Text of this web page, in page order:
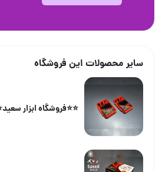
سایر محصولات این فروشگاه
⭐️⭐️فروشگاه ابزار